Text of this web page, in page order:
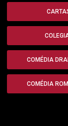
COMÉDIA
COMÉDIA